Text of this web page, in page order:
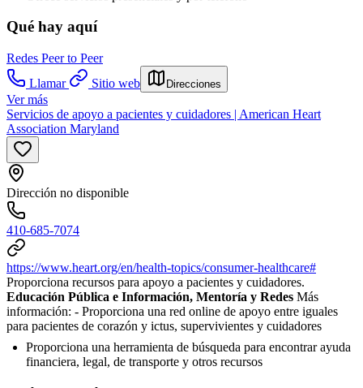
Qué hay aquí
Redes Peer to Peer
Llamar
Sitio web Direcciones
Ver más
Servicios de apoyo a pacientes y cuidadores | American Heart
Association Maryland
Dirección no disponible
410-685-7074
https://www.heart.org/en/health-topics/consumer-healthcare#
Proporciona recursos para apoyo a pacientes y cuidadores.
Educación Pública e Información, Mentoría y Redes Más
información: - Proporciona una red online de apoyo entre iguales
para pacientes de corazón y ictus, supervivientes y cuidadores
Proporciona una herramienta de búsqueda para encontrar ayuda
financiera, legal, de transporte y otros recursos